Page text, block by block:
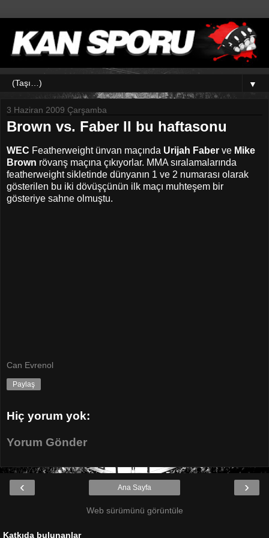
▼
3 Haziran 2009 Çarşamba
Brown vs. Faber II bu haftasonu
WEC Featherweight ünvan maçında Urijah Faber ve Mike
Brown rövanş maçına çıkıyorlar. MMA sıralamalarında
featherweight sikletinde dünyanın 1 ve 2 numarası olarak
gösterilen bu iki dövüşçünün ilk maçı muhteşem bir
gösteriye sahne olmuştu.
Can Evrenol
Paylaş
Hiç yorum yok:
Yorum Gönder
‹ ›
Ana Sayfa
Web sürümünü görüntüle
Katkıda bulunanlar